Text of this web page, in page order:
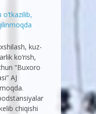
kuz-
ko‘rish,
“Buxoro
AJ
chiqishi